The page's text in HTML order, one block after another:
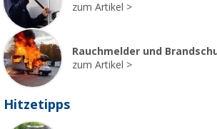
zum Artikel
Rauchmelder und
zum Artikel
Hitzetipps